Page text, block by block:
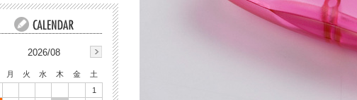
2026/08
月 火 水 木 金
土
1